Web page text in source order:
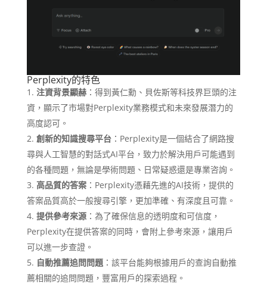
Perplexity的特色
注資背景顯赫：得到黃仁勳、貝佐斯等科技界巨頭的注
資，顯示了市場對Perplexity業務模式和未來發展潛力的
高度認可。
創新的知識搜尋平台：Perplexity是一個結合了網路搜
尋與人工智慧的對話式AI平台，致力於解決用戶可能遇到
的各種問題，無論是學術問題、日常疑惑還是專業咨詢。
高品質的答案：Perplexity憑藉先進的AI技術，提供的
答案品質高於一般搜尋引擎，更加準確、有深度且可靠。
提供參考來源：為了確保信息的透明度和可信度，
Perplexity在提供答案的同時，會附上參考來源，讓用戶
可以進一步查證。
自動推薦追問問題：該平台能夠根據用戶的查詢自動推
薦相關的追問問題，豐富用戶的探索過程。